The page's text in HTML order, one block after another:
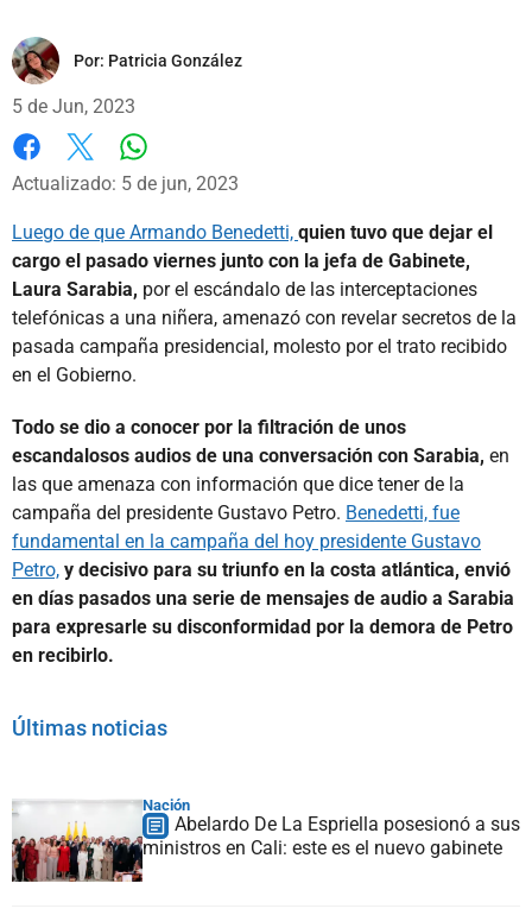
Por: Patricia González
5 de Jun, 2023
Facebook
X
Actualizado: 5 de jun, 2023
Luego de que Armando Benedetti, quien tuvo que dejar el
cargo el pasado viernes junto con la jefa de Gabinete,
Laura Sarabia, por el escándalo de las interceptaciones
telefónicas a una niñera, amenazó con revelar secretos de la
pasada campaña presidencial, molesto por el trato recibido
en el Gobierno.
Todo se dio a conocer por la filtración de unos
escandalosos audios de una conversación con Sarabia, en
las que amenaza con información que dice tener de la
campaña del presidente Gustavo Petro. Benedetti, fue
fundamental en la campaña del hoy presidente Gustavo
Petro, y decisivo para su triunfo en la costa atlántica, envió
en días pasados una serie de mensajes de audio a Sarabia
para expresarle su disconformidad por la demora de Petro
en recibirlo.
Últimas noticias
Nación
Abelardo De La Espriella posesionó a sus
ministros en Cali: este es el nuevo gabinete